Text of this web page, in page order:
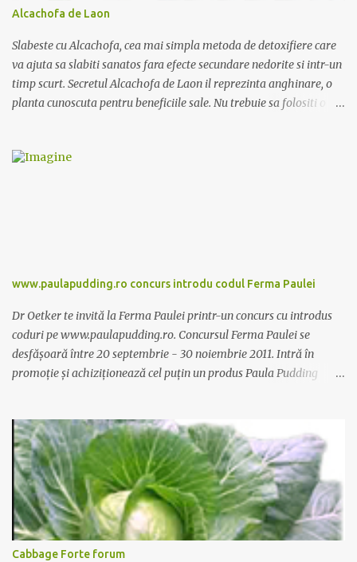
Alcachofa de Laon
Slabeste cu Alcachofa, cea mai simpla metoda de detoxifiere care
va ajuta sa slabiti sanatos fara efecte secundare nedorite si intr-un
timp scurt. Secretul Alcachofa de Laon il reprezinta anghinare, o
planta cunoscuta pentru beneficiile sale. Nu trebuie sa folositi o
www.paulapudding.ro concurs introdu codul Ferma Paulei
Dr Oetker te invită la Ferma Paulei printr-un concurs cu introdus
coduri pe www.paulapudding.ro. Concursul Ferma Paulei se
desfășoară între 20 septembrie - 30 noiembrie 2011. Intră în
promoție și achiziționează cel puțin un produs Paula Pudding
concurs Ferma Paulei. Poți căștiga zilnic truse de grădinărit,
săptămânal tractorașul fermierului sau premiul cel mare o
excursie la o super-fermă din Anglia. Mai multe coduri, mai multe
șanse de câștig. Câștigători si regulament pe
www.paulapudding.ro.
Cabbage Forte forum